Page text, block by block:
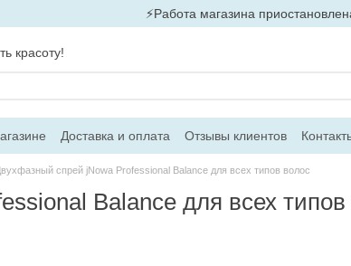
⚡Работа магазина
красоту!
Доставка и оплата Отзывы клиентов
спрей jNowa Professional Balance для всех типов волос
Balance для всех типов